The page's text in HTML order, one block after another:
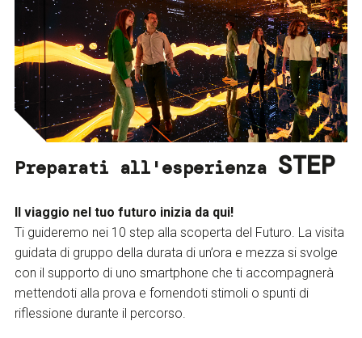
Preparati all'esperienza STEP
Il viaggio nel tuo futuro inizia da qui!
Ti guideremo nei 10 step alla scoperta del Futuro. La visita
guidata di gruppo della durata di un’ora e mezza si svolge
con il supporto di uno smartphone che ti accompagnerà
mettendoti alla prova e fornendoti stimoli o spunti di
riflessione durante il percorso.